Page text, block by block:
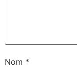
Nom *